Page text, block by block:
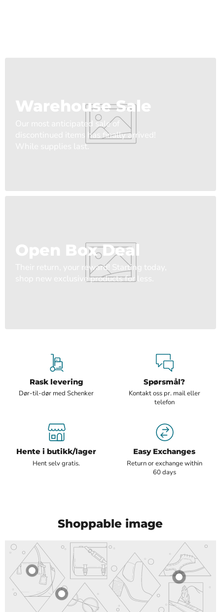
Warehouse Sale
Our most anticipated sale of
discontinued items has finally arrived!
While supplies last.
Open Box Deal
Their return, your reward! Starting today,
shop new exclusive products for less.
Rask levering
Dør-til-dør med Schenker
Spørsmål?
Kontakt oss pr. mail eller
telefon
Hente i butikk/lager
Hent selv gratis.
Easy Exchanges
Return or exchange within
60 days
Shoppable image